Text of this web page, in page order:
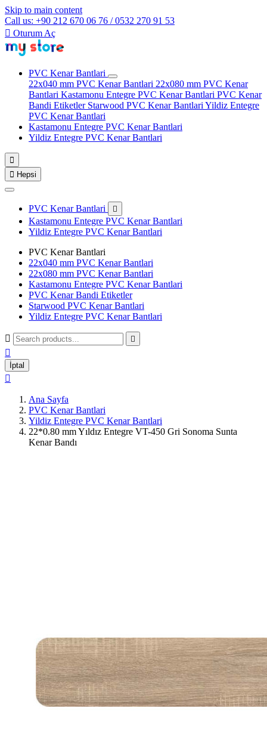
Skip to main content
Call us: +90 212 670 06 76 / 0532 270 91 53
 Oturum Aç
PVC Kenar Bantlari
22x040 mm PVC Kenar Bantlari 22x080 mm PVC Kenar
Bantlari Kastamonu Entegre PVC Kenar Bantlari PVC Kenar
Bandi Etiketler Starwood PVC Kenar Bantlari Yildiz Entegre
PVC Kenar Bantlari
Kastamonu Entegre PVC Kenar Bantlari
Yildiz Entegre PVC Kenar Bantlari

 Hepsi
PVC Kenar Bantlari 
Kastamonu Entegre PVC Kenar Bantlari
Yildiz Entegre PVC Kenar Bantlari
PVC Kenar Bantlari
22x040 mm PVC Kenar Bantlari
22x080 mm PVC Kenar Bantlari
Kastamonu Entegre PVC Kenar Bantlari
PVC Kenar Bandi Etiketler
Starwood PVC Kenar Bantlari
Yildiz Entegre PVC Kenar Bantlari
 

İptal

Ana Sayfa
PVC Kenar Bantlari
Yildiz Entegre PVC Kenar Bantlari
22*0.80 mm Yıldız Entegre VT-450 Gri Sonoma Sunta
Kenar Bandı